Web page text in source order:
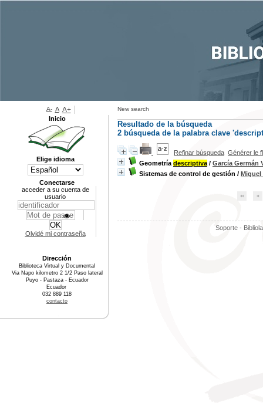
New search
Resultado de la búsqueda
2 búsqueda de la palabra clave
Refinar búsqueda Générer le
Geometría descriptiva / García Germán
Sistemas de control de gestión / Miguel
Soporte -
A- A A+
Inicio
Elige idioma
Conectarse
acceder a su cuenta de
usuario
Olvidé mi contraseña
Dirección
Biblioteca Virtual y Documental
Via Napo kilometro 2 1/2 Paso lateral
Puyo - Pastaza - Ecuador
Ecuador
032 889 118
contacto